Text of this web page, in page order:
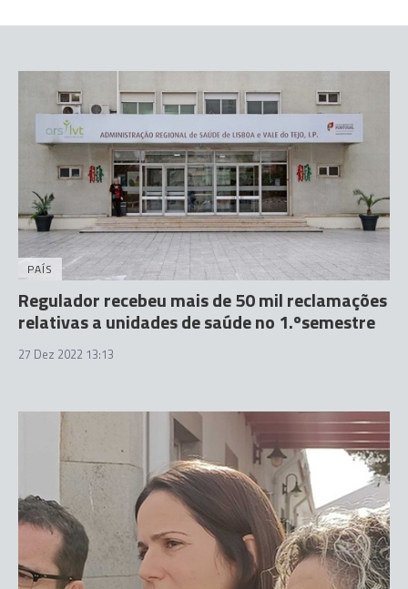
PAÍS
Regulador recebeu mais de 50 mil reclamações
relativas a unidades de saúde no 1.ºsemestre
27 Dez 2022 13:13